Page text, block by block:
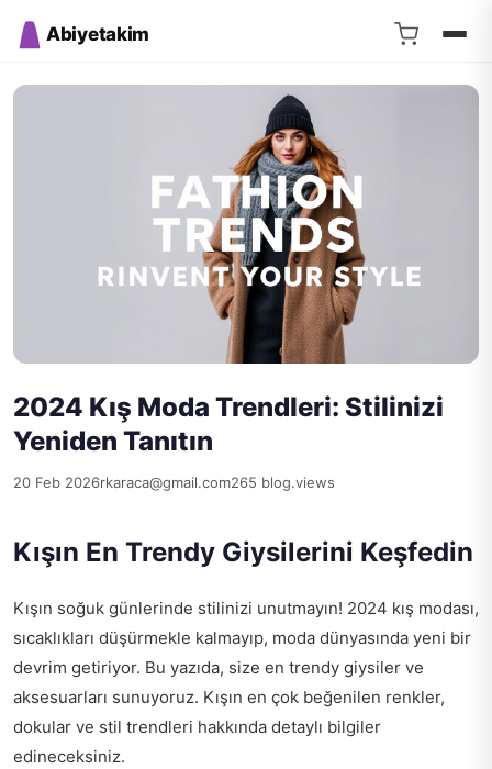
Abiyetakim
2024 Kış Moda Trendleri: Stilinizi
Yeniden Tanıtın
20 Feb 2026rkaraca@gmail.com265 blog.views
Kışın En Trendy Giysilerini Keşfedin
Kışın soğuk günlerinde stilinizi unutmayın! 2024 kış modası,
sıcaklıkları düşürmekle kalmayıp, moda dünyasında yeni bir
devrim getiriyor. Bu yazıda, size en trendy giysiler ve
aksesuarları sunuyoruz. Kışın en çok beğenilen renkler,
dokular ve stil trendleri hakkında detaylı bilgiler
edineceksiniz.